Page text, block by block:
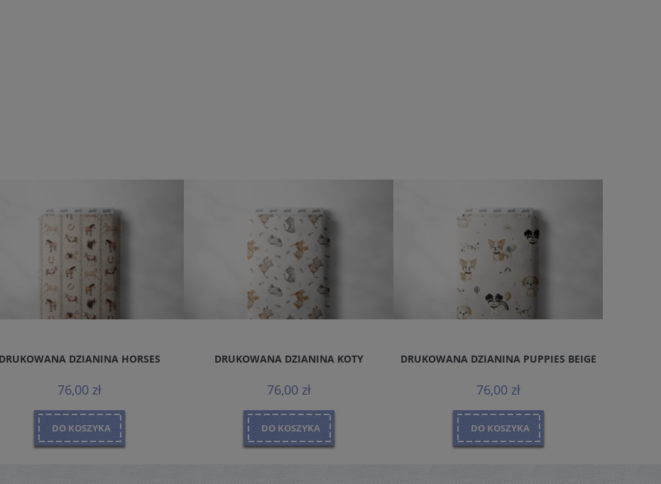
DRUKOWANA DZIANINA HORSES
76,00 zł
DO KOSZYKA
DRUKOWANA DZIANINA KOTY
76,00 zł
DO KOSZYKA
DRUKOWANA DZIANINA PUPPIES BEIGE
76,00 zł
DO KOSZYKA